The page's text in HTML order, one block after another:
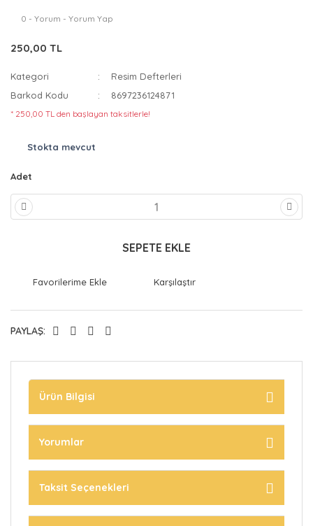
0 - Yorum - Yorum Yap
250,00 TL
Kategori
Resim Defterleri
Barkod Kodu
8697236124871
* 250,00 TL den başlayan taksitlerle!
Stokta mevcut
Adet
SEPETE EKLE
Karşılaştır
PAYLAŞ:
Ürün Bilgisi
Yorumlar
Taksit Seçenekleri